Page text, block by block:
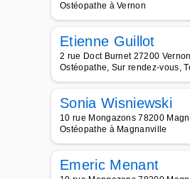
Ostéopathe à Vernon
Etienne Guillot
2 rue Doct Burnet 27200
Ostéopathe, Sur rendez-vous,
Sonia Wisniewski
10 rue Mongazons 78200
Ostéopathe à Magnanville
Emeric Menant